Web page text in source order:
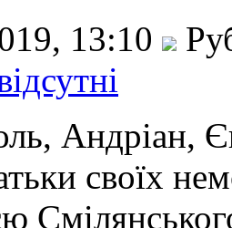
13:10
Андріан,
своїх